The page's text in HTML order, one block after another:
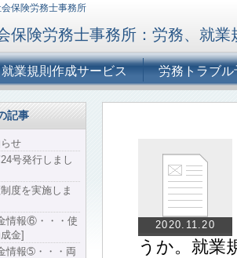
保険労務士事務所
保険労務士事務所：労務、就業
就業規則作成サービス 労務トラブル
2020.11.20
うか。就業
記事
せ
号発行しまし
度を実施しま
情報⑥・・・使
金]
情報➄・・・両